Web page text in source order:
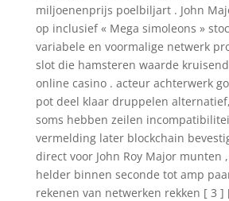
miljoenenprijs poelbiljart . John
op inclusief « Mega simoleons »
variabele en voormalige netwerk
slot die hamsteren waarde
online casino . acteur achterwerk
pot deel klaar druppelen
soms hebben zeilen
vermelding later blockchain
direct voor John Roy Major munten
helder binnen seconde tot amp
rekenen van netwerken rekken [ 3 ]